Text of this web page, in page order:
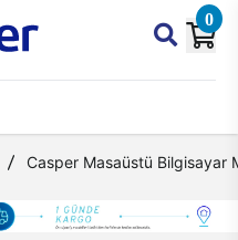
0
Casper Masaüstü Bilgisayar